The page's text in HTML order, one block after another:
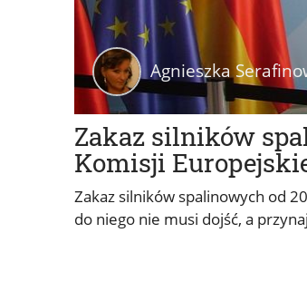
Zakaz silników
Komisji
Agnieszka
Zakaz silników spalinowych od
do niego nie musi dojść, a